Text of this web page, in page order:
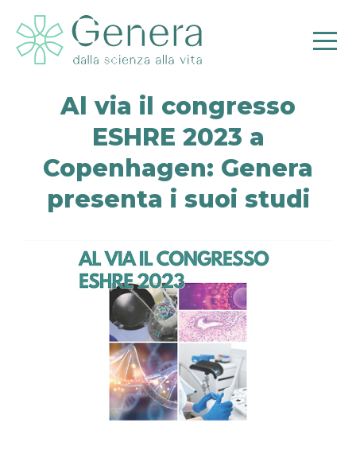
Al via il congresso
ESHRE 2023 a
Copenhagen: Genera
presenta i suoi studi